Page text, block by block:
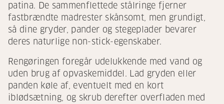
patina. De sammenflettede stålringe fjerner
fastbrændte madrester skånsomt, men grundigt,
så dine gryder, pander og stegeplader bevarer
deres naturlige non-stick-egenskaber.
Rengøringen foregår udelukkende med vand og
uden brug af opvaskemiddel. Lad gryden eller
panden køle af, eventuelt med en kort
iblødsætning, og skrub derefter overfladen med